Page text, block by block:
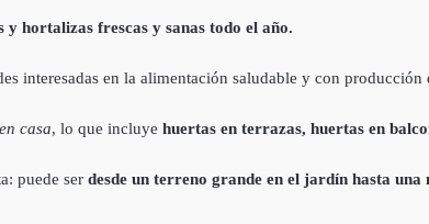
hortalizas frescas y sanas todo el año.
interesadas en la alimentación saludable y con producción
casa, lo que incluye huertas en terrazas, huertas en
puede ser desde un terreno grande en el jardín hasta una